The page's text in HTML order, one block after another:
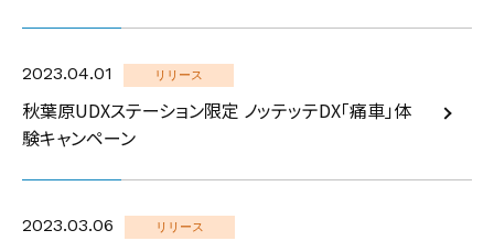
2023.04.01 リリース
秋葉原UDXステーション限定 ノッテッテDX「痛車」体
験キャンペーン
2023.03.06 リリース